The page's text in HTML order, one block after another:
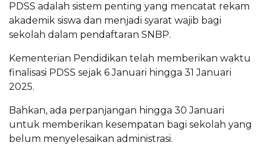
PDSS adalah sistem penting yang mencatat rekam
akademik siswa dan menjadi syarat wajib bagi
sekolah dalam pendaftaran SNBP.
Kementerian Pendidikan telah memberikan waktu
finalisasi PDSS sejak 6 Januari hingga 31 Januari
2025.
Bahkan, ada perpanjangan hingga 30 Januari
untuk memberikan kesempatan bagi sekolah yang
belum menyelesaikan administrasi.